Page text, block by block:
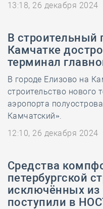
13:18, 26 декабря 2024
В строительный
Камчатке
терминал
В городе Елизово на
строительство нового
аэропорта
Камчатский».
12:10, 26 декабря 2024
Средства
петербургской
исключённых из
поступили в